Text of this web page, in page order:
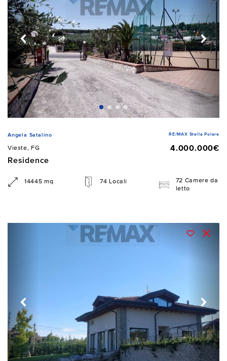
Angela Satalino RE/MAX Stella Polare
Vieste, FG
4.000.000€
Residence
14445 mq 74 Locali
72 Camere da
letto